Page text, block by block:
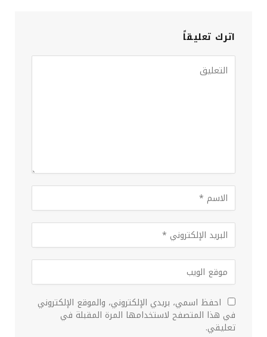
اترك تعليقاً
احفظ اسمي، بريدي الإلكتروني، والموقع الإلكتروني
في هذا المتصفح لاستخدامها المرة المقبلة في
تعليقي.